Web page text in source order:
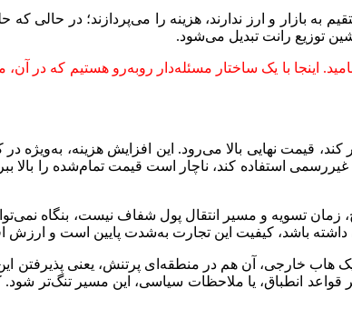
بازار و ارز ندارند، هزینه را می‌پردازند؛ در حالی
توزیع رانت تبدیل می‌شود.
با یک ساختار مسئله‌دار روبه‌رو هستیم که در آن،
قیمت نهایی بالا می‌رود. این افزایش هزینه، به‌ویژه
غیررسمی استفاده کند، ناچار است قیمت تمام‌شده را بالا
تسویه و مسیر انتقال پول شفاف نیست، بنگاه
باشد، کیفیت این تجارت به‌شدت پایین است و ارزش
خارجی، آن هم در منطقه‌ای پرتنش، یعنی پذیرفتن این
انطباق، یا ملاحظات سیاسی، این مسیر تنگ‌تر